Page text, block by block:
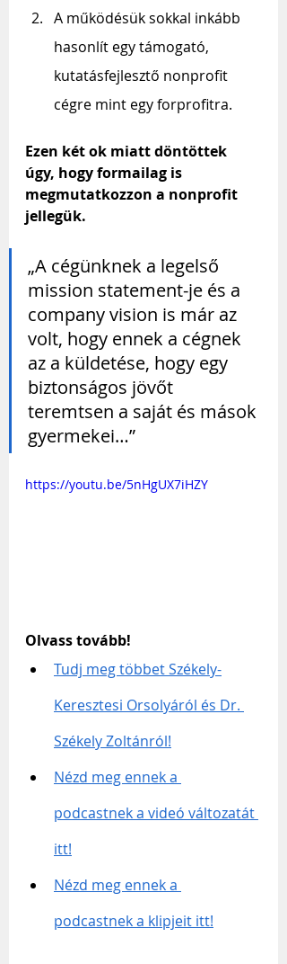
A működésük sokkal inkább
hasonlít egy támogató,
kutatásfejlesztő nonprofit
cégre mint egy forprofitra.
Ezen két ok miatt döntöttek
úgy, hogy formailag is
megmutatkozzon a nonprofit
jellegük.
„A cégünknek a legelső
mission statement-je és a
company vision is már az
volt, hogy ennek a cégnek
az a küldetése, hogy egy
biztonságos jövőt
teremtsen a saját és mások
gyermekei…”
https://youtu.be/5nHgUX7iHZY
Olvass tovább!
Tudj meg többet Székely-
Keresztesi Orsolyáról és Dr.
Székely Zoltánról!
Nézd meg ennek a
podcastnek a videó változatát
itt!
Nézd meg ennek a
podcastnek a klipjeit itt!